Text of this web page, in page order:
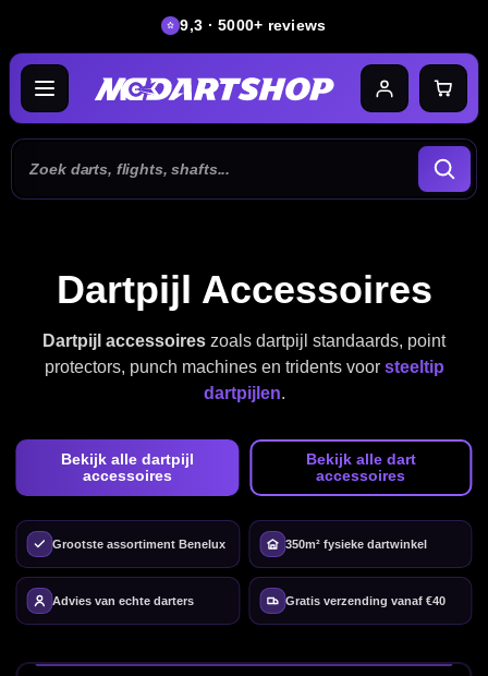
9,3 · 5000+ reviews
Dartpijl Accessoires
Dartpijl accessoires zoals dartpijl standaards, point
protectors, punch machines en tridents voor steeltip
dartpijlen.
Bekijk alle dartpijl
accessoires
Bekijk alle dart
accessoires
Grootste assortiment Benelux 350m² fysieke dartwinkel
Advies van echte darters Gratis verzending vanaf €40